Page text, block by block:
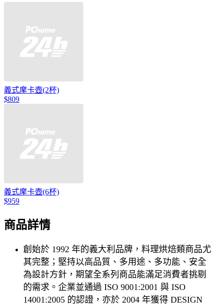
義式摩卡壺(2杯)
$809
義式摩卡壺(6杯)
$959
商品詳情
創始於 1992 年的義大利品牌，料理烘焙類商品尤
其完整；堅持以高品質、多用途、多功能、安全
為設計方針，期望全系列商品能滿足消費者挑剔
的需求。企業並通過 ISO 9001:2001 與 ISO
14001:2005 的認證，亦於 2004 年獲得 DESIGN